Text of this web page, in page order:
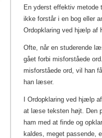
En yderst effektiv metode
ikke forstår i en bog eller
Ordopklaring ved hjælp af
Ofte, når en studerende
gået forbi misforståede
misforståede ord, vil han
han læser.
I Ordopklaring ved hjælp
at læse teksten højt. Den
ham med at finde og
kaldes, meget passende,